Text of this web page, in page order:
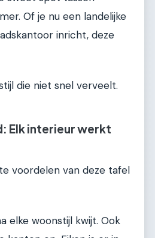
Of je nu een landelijke
inricht, deze
die niet snel verveelt.
Elk interieur werkt
voordelen van deze tafel
elke woonstijl kwijt. Ook